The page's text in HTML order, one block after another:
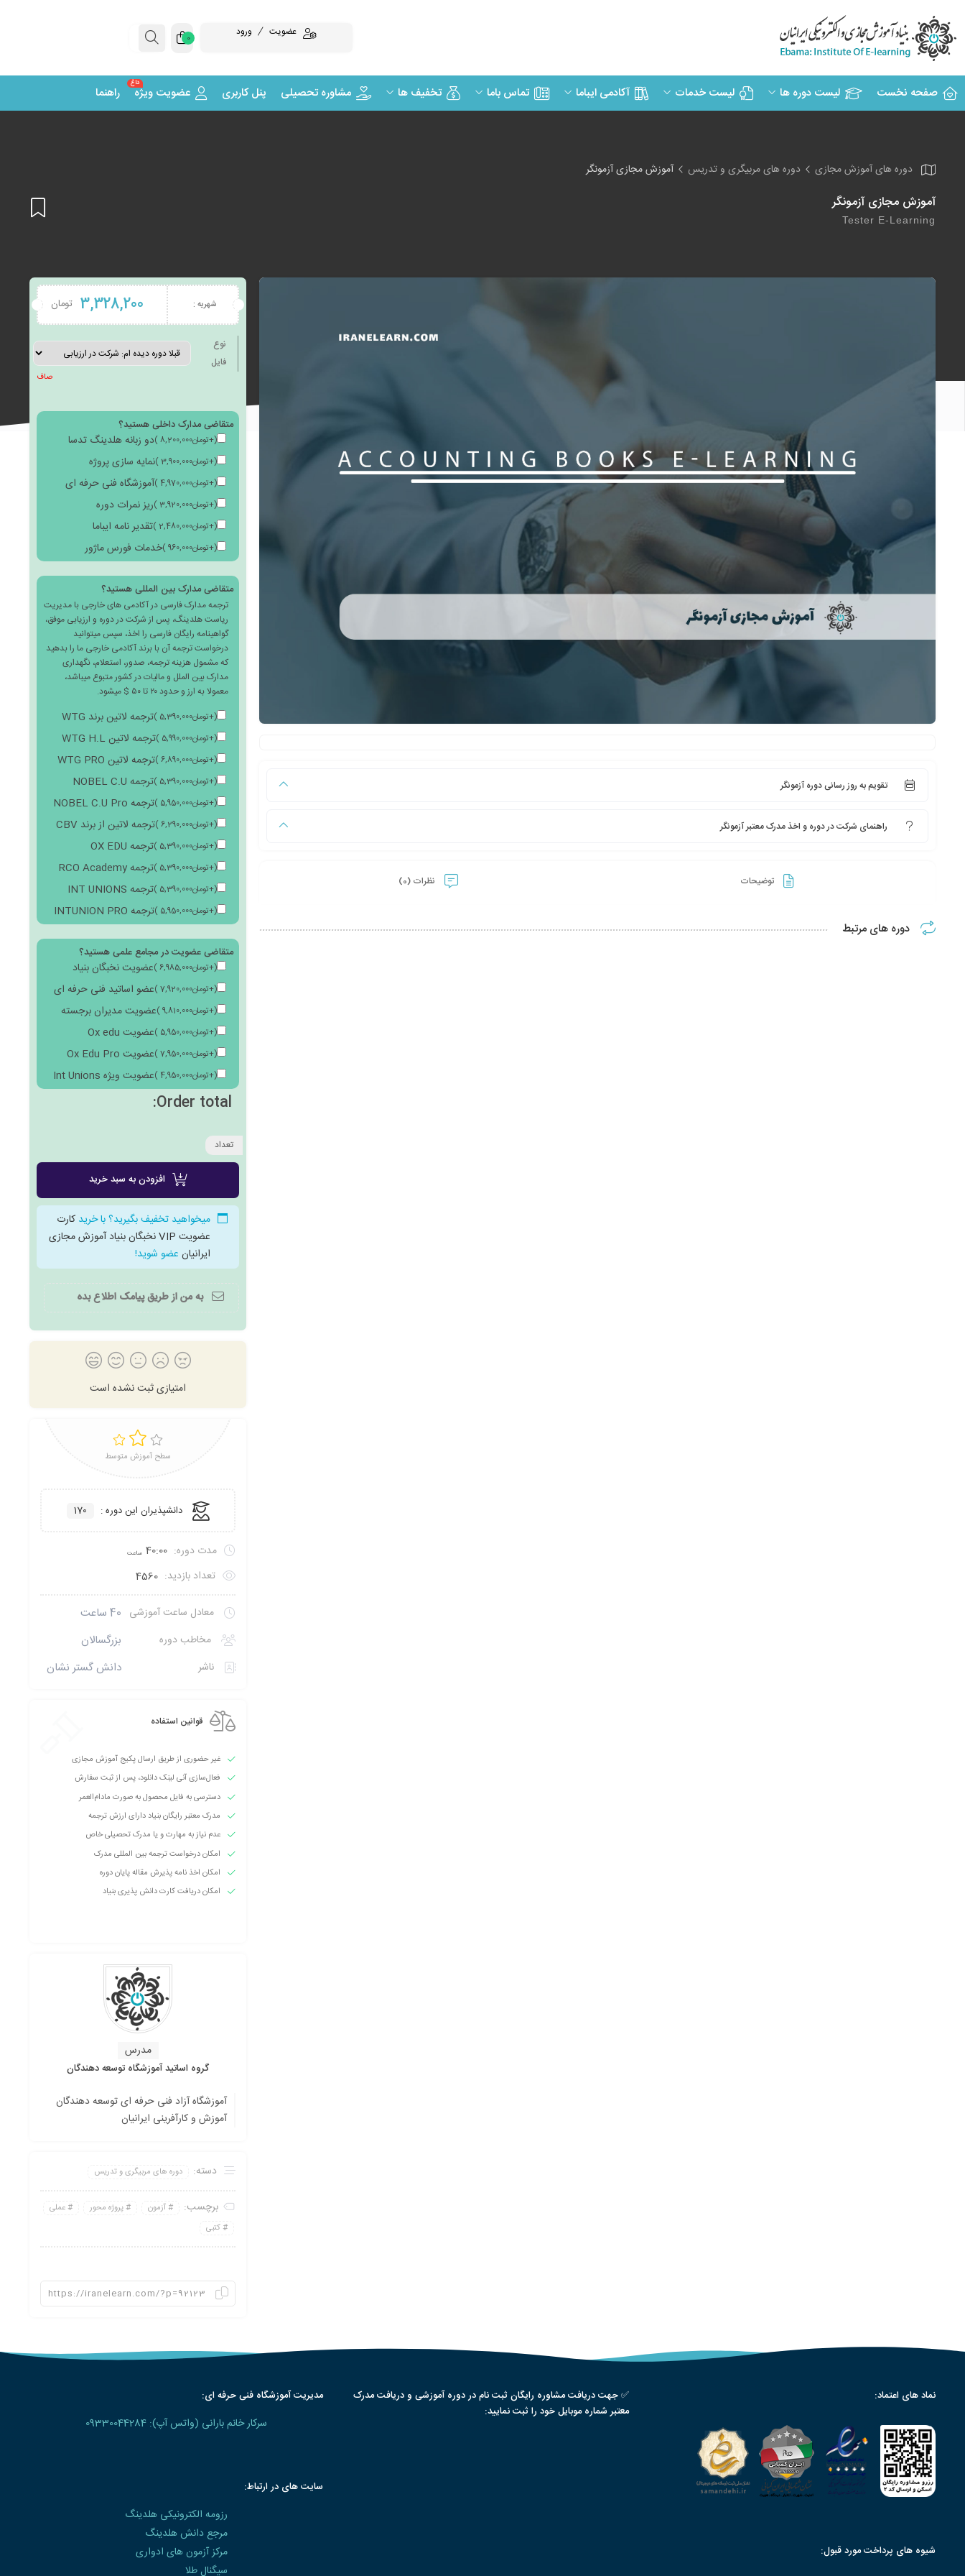
عضویت ورود 0
صفحه نخست لیست دوره ها لیست خدمات آکادمی ایباما تماس باما تخفیف ها مشاوره تحصیلی پنل کاربری عضویت ویژه
داغ
راهنما
دوره های آموزش مجازی دوره های مربیگری و تدریس آموزش مجازی آزمونگر
آموزش مجازی آزمونگر
Tester E-Learning
به
ها
تقویم به روز رسانی دوره آزمونگر
راهنمای شرکت در دوره و اخذ مدرک معتبر آزمونگر
توضیحات نظرات (0)
دوره های مرتبط
شهریه : 3,328,200 تومان
نوع
فایل
صاف
متقاضی مدارک داخلی هستید؟
دو زبانه هلدینگ تدسا (
+
8,200,000تومان )
نمایه سازی پروژه (
+
3,900,000تومان )
آموزشگاه فنی حرفه ای (
+
4,970,000تومان )
ریز نمرات دوره (
+
3,920,000تومان )
تقدیر نامه ایباما (
+
2,480,000تومان )
خدمات فورس ماژور (
+
960,000تومان )
متقاضی مدارک بین المللی هستید؟
ترجمه مدارک فارسی در آکادمی های خارجی با مدیریت
ریاست هلدینگ، پس از شرکت در دوره و ارزیابی موفق،
گواهینامه رایگان فارسی را اخذ، سپس میتوانید
درخواست ترجمه آن با برند آکادمی خارجی ما را بدهید
که مشمول هزینه ترجمه، صدور، استعلام، نگهداری
مدارک بین الملل و مالیات در کشور متبوع میباشد،
معمولا به ارز و حدود ۲۰ تا ۵۰ $ میشود.
ترجمه لاتین برند WTG (
+
5,390,000تومان )
ترجمه لاتین WTG H.L (
+
5,990,000تومان )
ترجمه لاتین WTG PRO (
+
6,890,000تومان )
ترجمه NOBEL C.U (
+
5,390,000تومان )
ترجمه NOBEL C.U Pro (
+
5,950,000تومان )
ترجمه لاتین از برند CBV (
+
6,290,000تومان )
ترجمه OX EDU (
+
5,390,000تومان )
ترجمه RCO Academy (
+
5,390,000تومان )
ترجمه INT UNIONS (
+
5,390,000تومان )
ترجمه INTUNION PRO (
+
5,950,000تومان )
متقاضی عضویت در مجامع علمی هستید؟
عضویت نخبگان بنیاد (
+
6,985,000تومان )
عضو اساتید فنی حرفه ای (
+
7,920,000تومان )
عضویت مدیران برجسته (
+
9,810,000تومان )
عضویت Ox edu (
+
5,950,000تومان )
عضویت Ox Edu Pro (
+
7,950,000تومان )
عضویت ویژه Int Unions (
+
4,950,000تومان )
Order total:
تعداد
افزودن به سبد خرید
میخواهید تخفیف بگیرید؟ با خرید کارت
عضویت VIP نخبگان بنیاد آموزش مجازی
ایرانیان عضو شوید!
به من از طریق پیامک اطلاع بده
امتیازی ثبت نشده است
سطح آموزش متوسط
دانشپذیران این دوره : 170
مدت دوره: 40:00 ساعت
تعداد بازدید: 4560
معادل ساعت آموزشی 40 ساعت
مخاطب دوره بزرگسالان
ناشر دانش گستر نشان
قوانین استفاده
غیر حضوری از طریق ارسال پکیج آموزش مجازی
فعال‌سازی آنی لینک دانلود، پس از ثبت سفارش
دسترسی به فایل محصول به صورت مادام‌العمر
مدرک معتبر رایگان بنیاد دارای ارزش ترجمه
عدم نیاز به مهارت و یا مدرک تحصیلی خاص
امکان درخواست ترجمه بین المللی مدرک
امکان اخذ نامه پذیرش مقاله پایان دوره
امکان دریافت کارت دانش پذیری بنیاد
مدرس
گروه اساتید آموزشگاه توسعه دهندگان
آموزشگاه آزاد فنی حرفه ای توسعه دهندگان
آموزش و کارآفرینی ایرانیان
دسته: دوره های مربیگری و تدریس
برچسب: آزمون پروژه محور
عملی
کتبی
نماد های اعتماد:
شیوه های پرداخت مورد قبول:
✅ جهت دریافت مشاوره رایگان ثبت نام در دوره آموزشی و دریافت مدرک
معتبر شماره موبایل خود را ثبت نمایید:
مدیریت آموزشگاه فنی حرفه ای:
سرکار خانم بارانی (واتس آپ): 09330044284
سایت های در ارتباط:
رزومه الکترونیکی هلدینگ
مرجع دانش هلدینگ
مرکز آزمون های ادواری
سیگنال طلا